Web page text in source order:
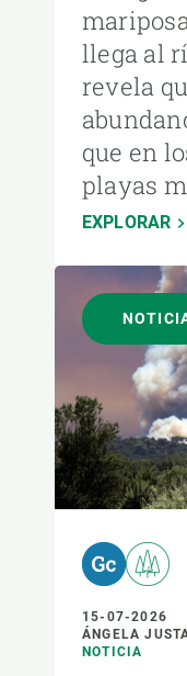
llega al
revela
que en
playas
EXPLORAR
15-07-2026
ÁNGELA
NOTICIA